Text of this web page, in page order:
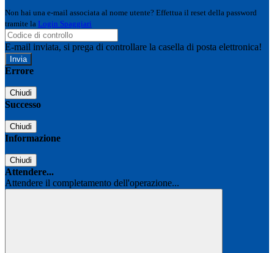
Non hai una e-mail associata al nome utente? Effettua il reset della password
tramite la Login Spaggiari
E-mail inviata, si prega di controllare la casella di posta elettronica!
Errore
Chiudi
Successo
Chiudi
Informazione
Chiudi
Attendere...
Attendere il completamento dell'operazione...